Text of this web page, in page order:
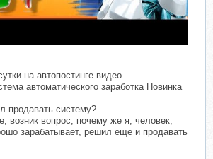
на автопостинге видео
автоматического заработка Новинка
продавать систему?
возник вопрос, почему же я, человек,
зарабатывает, решил еще и продавать